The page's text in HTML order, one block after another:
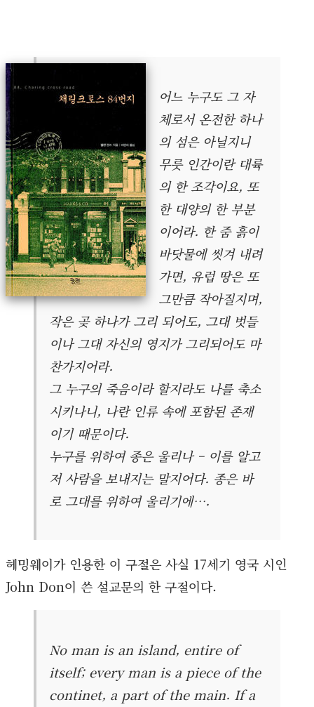
어느 누구도 그 자
체로서 온전한 하나
의 섬은 아닐지니
무릇 인간이란 대륙
의 한 조각이요, 또
한 대양의 한 부분
이어라. 한 줌 흙이
바닷물에 씻겨 내려
가면, 유럽 땅은 또
그만큼 작아질지며,
작은 곶 하나가 그리 되어도, 그대 벗들
이나 그대 자신의 영지가 그리되어도 마
찬가지어라.
그 누구의 죽음이라 할지라도 나를 축소
시키나니, 나란 인류 속에 포함된 존재
이기 때문이다.
누구를 위하여 종은 울리나 – 이를 알고
저 사람을 보내지는 말지어다. 종은 바
로 그대를 위하여 울리기에….
헤밍웨이가 인용한 이 구절은 사실 17세기 영국 시인
John Don이 쓴 설교문의 한 구절이다.
No man is an island, entire of
itself; every man is a piece of the
continet, a part of the main. If a